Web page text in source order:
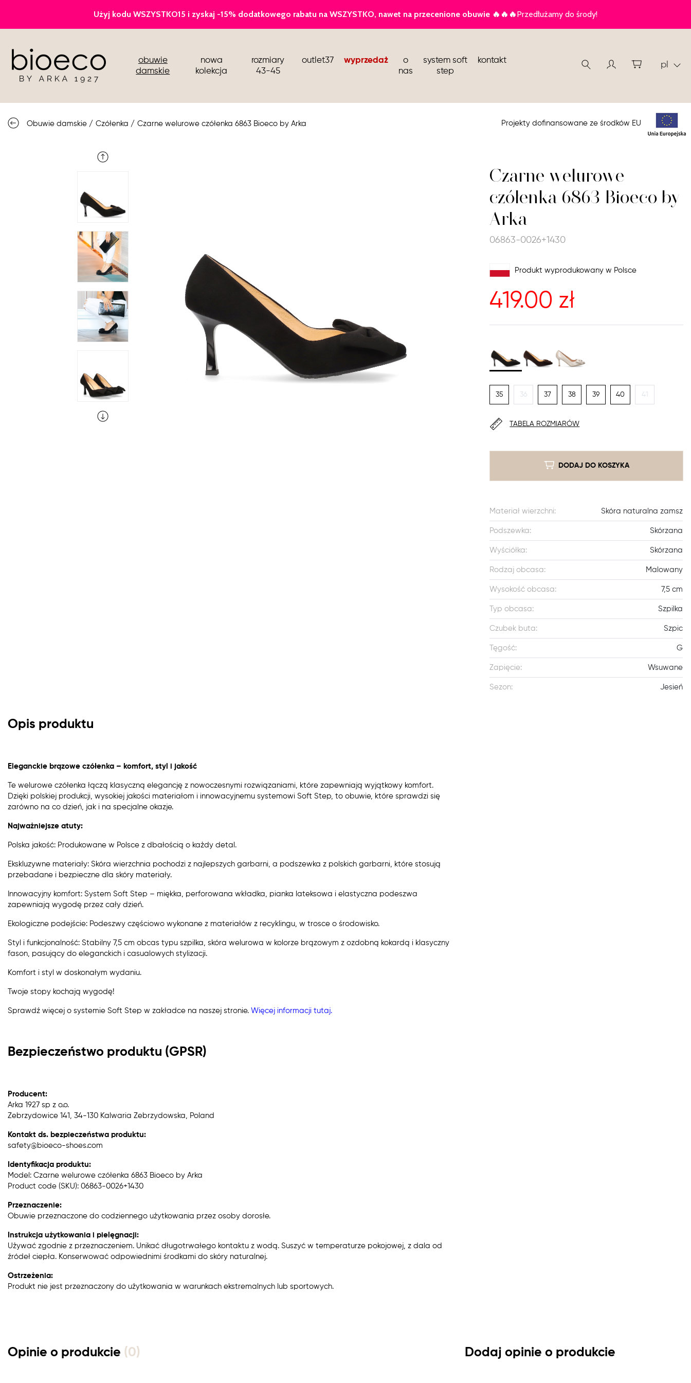
obuwie
damskie
sportowe sandały i klapki
półbuty i mokasyny buty dla stewardess
nowa
kolekcja
rozmiary
43-45
outlet37 wyprzedaż
o
nas
system soft
step
kontakt pl
Projekty dofinansowane ze środków EU
Obuwie damskie / Czółenka / Czarne welurowe czółenka 6863 Bioeco by Arka
Czarne welurowe
czółenka 6863 Bioeco by
Arka
06863-0026+1430
Produkt wyprodukowany w Polsce
419.00 zł
35 36 37 38 39 40 41
TABELA ROZMIARÓW
DODAJ DO KOSZYKA
Materiał wierzchni: Skóra naturalna zamsz
Podszewka: Skórzana
Wyściółka: Skórzana
Rodzaj obcasa: Malowany
Wysokość obcasa: 7,5 cm
Typ obcasa: Szpilka
Czubek buta: Szpic
Tęgość: G
Zapięcie: Wsuwane
Sezon: Jesień
Opis produktu
Eleganckie brązowe czółenka – komfort, styl i jakość
Te welurowe czółenka łączą klasyczną elegancję z nowoczesnymi rozwiązaniami, które zapewniają wyjątkowy komfort.
Dzięki polskiej produkcji, wysokiej jakości materiałom i innowacyjnemu systemowi Soft Step, to obuwie, które sprawdzi się
zarówno na co dzień, jak i na specjalne okazje.
Najważniejsze atuty:
Polska jakość: Produkowane w Polsce z dbałością o każdy detal.
Ekskluzywne materiały: Skóra wierzchnia pochodzi z najlepszych garbarni, a podszewka z polskich garbarni, które stosują
przebadane i bezpieczne dla skóry materiały.
Innowacyjny komfort: System Soft Step – miękka, perforowana wkładka, pianka lateksowa i elastyczna podeszwa
zapewniają wygodę przez cały dzień.
Ekologiczne podejście: Podeszwy częściowo wykonane z materiałów z recyklingu, w trosce o środowisko.
Styl i funkcjonalność: Stabilny 7,5 cm obcas typu szpilka, skóra welurowa w kolorze brązowym z ozdobną kokardą i klasyczny
fason, pasujący do eleganckich i casualowych stylizacji.
Komfort i styl w doskonałym wydaniu.
Twoje stopy kochają wygodę!
Sprawdź więcej o systemie Soft Step w zakładce na naszej stronie. Więcej informacji tutaj.
Bezpieczeństwo produktu (GPSR)
Producent:
Arka 1927 sp z o.o.
Zebrzydowice 141, 34-130 Kalwaria Zebrzydowska, Poland
Kontakt ds. bezpieczeństwa produktu:
safety@bioeco-shoes.com
Identyfikacja produktu:
Model: Czarne welurowe czółenka 6863 Bioeco by Arka
Product code (SKU): 06863-0026+1430
Przeznaczenie:
Obuwie przeznaczone do codziennego użytkowania przez osoby dorosłe.
Instrukcja użytkowania i pielęgnacji:
Używać zgodnie z przeznaczeniem. Unikać długotrwałego kontaktu z wodą. Suszyć w temperaturze pokojowej, z dala od
źródeł ciepła. Konserwować odpowiednimi środkami do skóry naturalnej.
Ostrzeżenia:
Produkt nie jest przeznaczony do użytkowania w warunkach ekstremalnych lub sportowych.
Opinie o produkcie (0) Dodaj opinie o produkcie